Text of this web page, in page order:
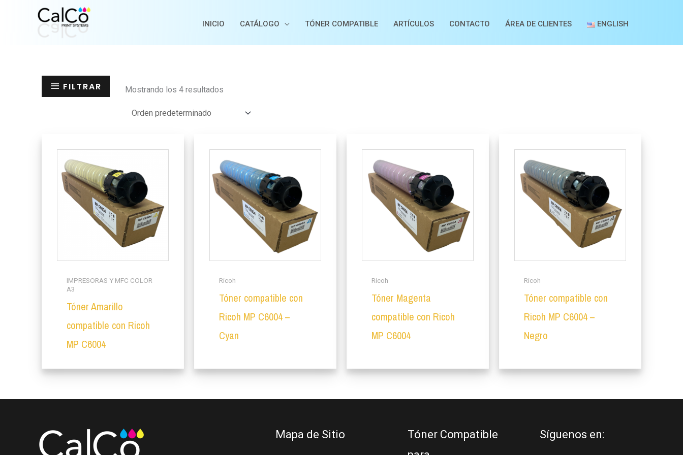
INICIO CATÁLOGO TÓNER COMPATIBLE ARTÍCULOS CONTACTO ÁREA DE CLIENTES ENGLISH
FILTRAR Mostrando los 4 resultados
IMPRESORAS Y MFC COLOR
A3
Tóner Amarillo
compatible con Ricoh
MP C6004
Ricoh
Tóner compatible con
Ricoh MP C6004 –
Cyan
Ricoh
Tóner Magenta
compatible con Ricoh
MP C6004
Ricoh
Tóner compatible con
Ricoh MP C6004 –
Negro
Mapa de Sitio
Tóner Compatible
Síguenos en: